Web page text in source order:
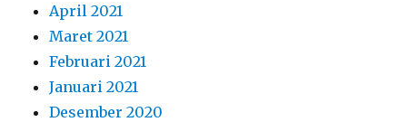
April 2021
Maret 2021
Februari 2021
Januari 2021
Desember 2020